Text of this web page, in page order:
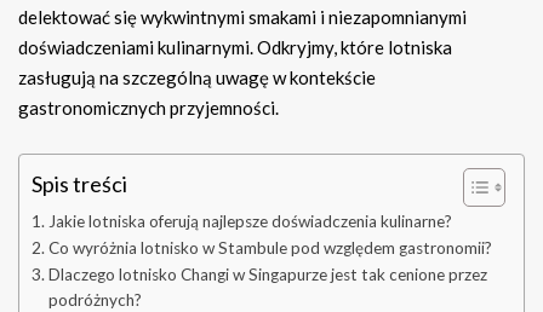
delektować się wykwintnymi smakami i niezapomnianymi
doświadczeniami kulinarnymi. Odkryjmy, które lotniska
zasługują na szczególną uwagę w kontekście
gastronomicznych przyjemności.
Spis treści
Jakie lotniska oferują najlepsze doświadczenia kulinarne?
Co wyróżnia lotnisko w Stambule pod względem gastronomii?
Dlaczego lotnisko Changi w Singapurze jest tak cenione przez
podróżnych?